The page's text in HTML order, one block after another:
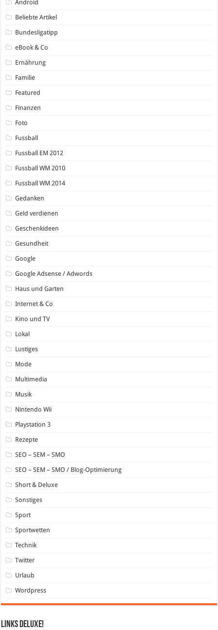
Android
Beliebte Artikel
Bundesligatipp
eBook & Co
Ernährung
Familie
Featured
Finanzen
Foto
Fussball
Fussball EM 2012
Fussball WM 2010
Fussball WM 2014
Gedanken
Geld verdienen
Geschenkideen
Gesundheit
Google
Google Adsense / Adwords
Haus und Garten
Internet & Co
Kino und TV
Lokal
Lustiges
Mode
Multimedia
Musik
Nintendo Wii
Playstation 3
Rezepte
SEO – SEM – SMO
SEO – SEM – SMO / Blog-Optimierung
Short & Deluxe
Sonstiges
Sport
Sportwetten
Technik
Twitter
Urlaub
Wordpress
Links DeLuXe!